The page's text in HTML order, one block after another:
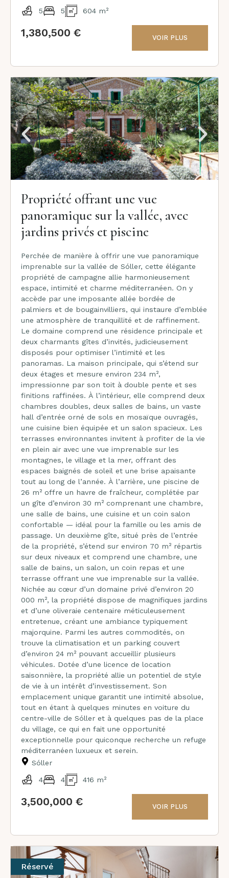
5 5 604 m²
1,380,500 € VOIR PLUS
Propriété offrant une vue
panoramique sur la vallée, avec
jardins privés et piscine
Perchée de manière à offrir une vue panoramique
imprenable sur la vallée de Sóller, cette élégante
propriété de campagne allie harmonieusement
espace, intimité et charme méditerranéen. On y
accède par une imposante allée bordée de
palmiers et de bougainvilliers, qui instaure d’emblée
une atmosphère de tranquillité et de raffinement.
Le domaine comprend une résidence principale et
deux charmants gîtes d’invités, judicieusement
disposés pour optimiser l’intimité et les
panoramas. La maison principale, qui s’étend sur
deux étages et mesure environ 234 m²,
impressionne par son toit à double pente et ses
finitions raffinées. À l’intérieur, elle comprend deux
chambres doubles, deux salles de bains, un vaste
hall d’entrée orné de sols en mosaïque ouvragés,
une cuisine bien équipée et un salon spacieux. Les
terrasses environnantes invitent à profiter de la vie
en plein air avec une vue imprenable sur les
montagnes, le village et la mer, offrant des
espaces baignés de soleil et une brise apaisante
tout au long de l’année. À l’arrière, une piscine de
26 m² offre un havre de fraîcheur, complétée par
un gîte d’environ 30 m² comprenant une chambre,
une salle de bains, une cuisine et un coin salon
confortable — idéal pour la famille ou les amis de
passage. Un deuxième gîte, situé près de l’entrée
de la propriété, s’étend sur environ 70 m² répartis
sur deux niveaux et comprend une chambre, une
salle de bains, un salon, un coin repas et une
terrasse offrant une vue imprenable sur la vallée.
Nichée au cœur d’un domaine privé d’environ 20
000 m², la propriété dispose de magnifiques jardins
et d’une oliveraie centenaire méticuleusement
entretenue, créant une ambiance typiquement
majorquine. Parmi les autres commodités, on
trouve la climatisation et un parking couvert
d’environ 24 m² pouvant accueillir plusieurs
véhicules. Dotée d’une licence de location
saisonnière, la propriété allie un potentiel de style
de vie à un intérêt d’investissement. Son
emplacement unique garantit une intimité absolue,
tout en étant à quelques minutes en voiture du
centre-ville de Sóller et à quelques pas de la place
du village, ce qui en fait une opportunité
exceptionnelle pour quiconque recherche un refuge
méditerranéen luxueux et serein.
Sóller
4 4 416 m²
3,500,000 € VOIR PLUS
Réservé